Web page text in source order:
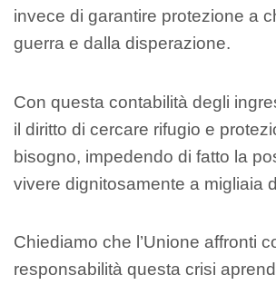
invece di garantire protezione a
guerra e dalla disperazione.
Con questa contabilità degli
il diritto di cercare rifugio e
bisogno, impedendo di fatto la
vivere dignitosamente a migliaia
Chiediamo che l’Unione affronti
responsabilità questa crisi